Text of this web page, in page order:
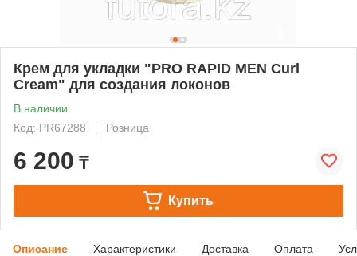
Крем для укладки "PRO RAPID MEN Curl
Cream" для создания локонов
В наличии
Код: PR67288
Розница
6 200 ₸
Купить
Описание Характеристики Доставка Оплата